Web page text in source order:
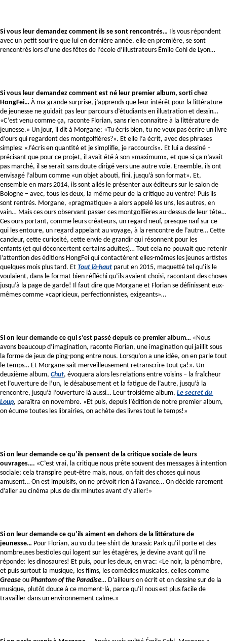
Si vous leur demandez comment ils se sont rencontrés… Ils vous répondent
avec un petit sourire que lui en dernière année, elle en première, se sont
rencontrés lors d’une des fêtes de l’école d’illustrateurs Émile Cohl de Lyon…
Si vous leur demandez comment est né leur premier album, sorti chez
HongFei… À ma grande surprise, j’apprends que leur intérêt pour la littérature
de jeunesse ne guidait pas leur parcours d’étudiants en illustration et dessin…
«C’est venu comme ça, raconte Florian, sans rien connaître à la littérature de
jeunesse.» Un jour, il dit à Morgane: «Tu écris bien, tu ne veux pas écrire un livre
d’ours qui regardent des montgolfières?». Et elle l’a écrit, avec des phrases
simples: «J’écris en quantité et je simplifie, je raccourcis». Et lui a dessiné –
précisant que pour ce projet, il avait été à son «maximum», et que si ça n’avait
pas marché, il se serait sans doute dirigé vers une autre voie. Ensemble, ils ont
envisagé l’album comme «un objet abouti, fini, jusqu’à son format». Et,
ensemble en mars 2014, ils sont allés le présenter aux éditeurs sur le salon de
Bologne – avec, tous les deux, la même peur de la critique au ventre! Puis ils
sont rentrés. Morgane, «pragmatique» a alors appelé les uns, les autres, en
vain… Mais ces ours observant passer ces montgolfières au-dessus de leur tête…
Ces ours portant, comme leurs créateurs, un regard neuf, presque naïf sur ce
qui les entoure, un regard appelant au voyage, à la rencontre de l’autre… Cette
candeur, cette curiosité, cette envie de grandir qui résonnent pour les
enfants (et qui déconcertent certains adultes)… Tout cela ne pouvait que retenir
l’attention des éditions HongFei qui contactèrent elles-mêmes les jeunes artistes
quelques mois plus tard. Et Tout là-haut parut en 2015, maquetté tel qu’ils le
voulaient, dans le format bien réfléchi qu’ils avaient choisi, racontant des choses
jusqu’à la page de garde! Il faut dire que Morgane et Florian se définissent eux-
mêmes comme «capricieux, perfectionnistes, exigeants»…
Si on leur demande ce qui s’est passé depuis ce premier album… «Nous
avons beaucoup d’imagination, raconte Florian, une imagination qui jaillit sous
la forme de jeux de ping-pong entre nous. Lorsqu’on a une idée, on en parle tout
le temps… Et Morgane sait merveilleusement retranscrire tout ça!». Un
deuxième album, Chut, évoquera alors les relations entre voisins – la fraîcheur
et l’ouverture de l’un, le désabusement et la fatigue de l’autre, jusqu’à la
rencontre, jusqu’à l’ouverture là aussi… Leur troisième album, Le secret du
Loup, paraîtra en novembre. «Et puis, depuis l’édition de notre premier album,
on écume toutes les librairies, on achète des livres tout le temps!»
Si on leur demande ce qu’ils pensent de la critique sociale de leurs
ouvrages…. «C’est vrai, la critique nous prête souvent des messages à intention
sociale; cela transpire peut-être mais, nous, on fait des choses qui nous
amusent… On est impulsifs, on ne prévoit rien à l’avance… On décide rarement
d’aller au cinéma plus de dix minutes avant d’y aller!»
Si on leur demande ce qu’ils aiment en dehors de la littérature de
jeunesse… Pour Florian, au vu du tee-shirt de Jurassic Park qu’il porte et des
nombreuses bestioles qui logent sur les étagères, je devine avant qu’il ne
réponde: les dinosaures! Et puis, pour les deux, en vrac: «Le noir, la pénombre,
Grease ou Phantom of the Paradise… D’ailleurs on écrit et on dessine sur de la
musique, plutôt douce à ce moment-là, parce qu’il nous est plus facile de
travailler dans un environnement calme.»